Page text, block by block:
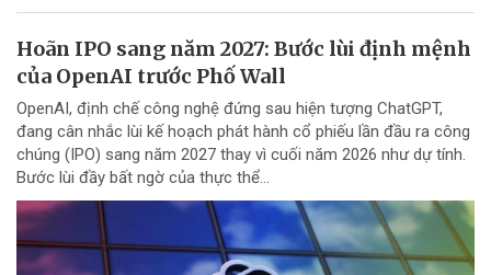
Hoãn IPO sang năm 2027: Bước lùi định mệnh
của OpenAI trước Phố Wall
OpenAI, định chế công nghệ đứng sau hiện tượng ChatGPT,
đang cân nhắc lùi kế hoạch phát hành cổ phiếu lần đầu ra công
chúng (IPO) sang năm 2027 thay vì cuối năm 2026 như dự tính.
Bước lùi đầy bất ngờ của thực thể...